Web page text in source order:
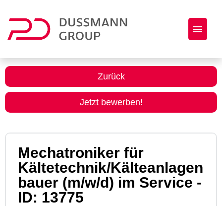
Jobs
Initiativbewerbung
Zurück
Jetzt bewerben!
Mechatroniker für
Kältetechnik/Kälteanlagen
bauer (m/w/d) im Service -
ID: 13775